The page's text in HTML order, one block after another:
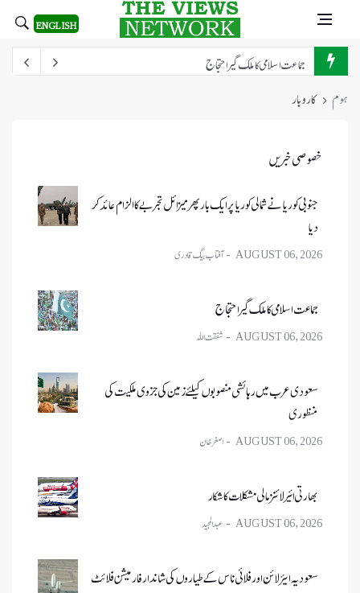
ENGLISH
جماعت اسلامی کا ملک گیر احتجاج
سعودی عرب میں رہائشی منصوبوں کیلئے زمین کی جزوی ملکیت کی منظوری
سعودیہ ایئر لائن اور فلائی ناس کے طیاروں کی شاندار فارمیشن فلائٹ
آرمینیا کو ہوم گراؤنڈ پر شکست
جنوبی کوریا نے شمالی کوریا پر ایک بار پھر میزائل تجربے کا الزام عائد کر دیا
ہوم کاروبار
خصوصی خبریں
جنوبی کوریا نے شمالی کوریا پر ایک بار پھر میزائل تجربے کا الزام عائد کر
دیا
AUGUST 06, 2026
جماعت اسلامی کا ملک گیر احتجاج
AUGUST 06, 2026
سعودی عرب میں رہائشی منصوبوں کیلئے زمین کی جزوی ملکیت کی
منظوری
AUGUST 06, 2026
بھارتی ائیر لائنز مالی مشکلات کا شکار
AUGUST 06, 2026
سعودیہ ایئر لائن اور فلائی ناس کے طیاروں کی شاندار فارمیشن فلائٹ